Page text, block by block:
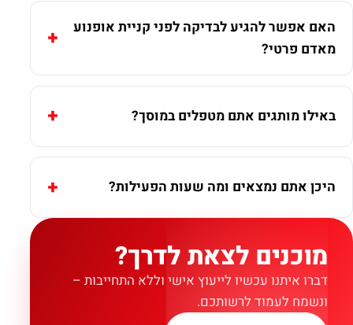
האם אפשר להגיע לבדיקה לפני קניית אופנוע
מאדם פרטי?
באילו מותגים אתם מטפלים במוסך?
היכן אתם נמצאים ומה שעות הפעילות?
מוכנים לצאת לדרך?
דברו איתנו עכשיו לייעוץ אישי וללא התחייבות –
ונשמח לעמוד לרשותכם.